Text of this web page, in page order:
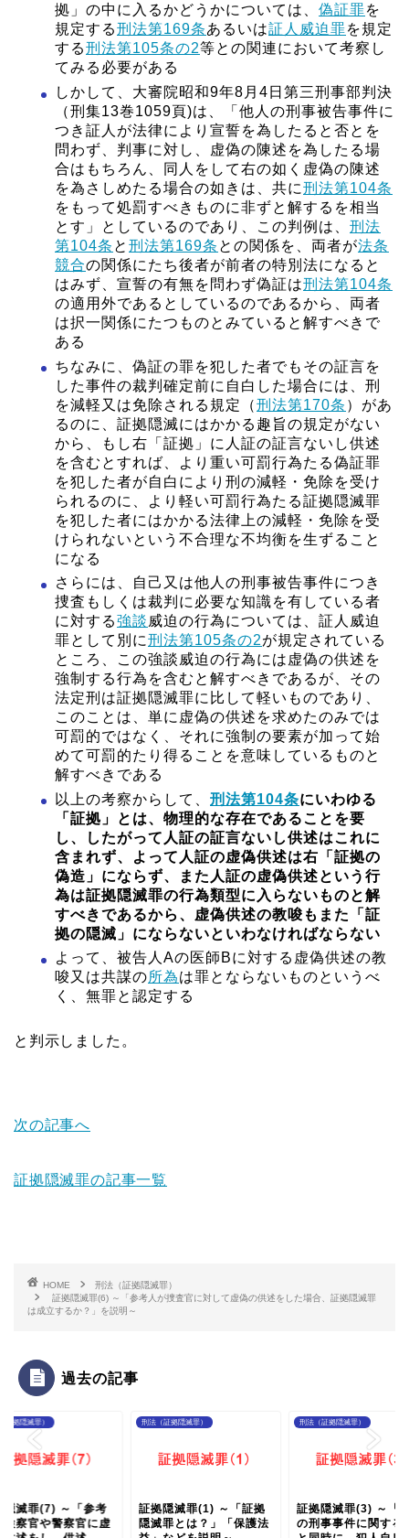
拠」の中に入るかどうかについては、 偽証罪を
規定する刑法第169条あるいは証人威迫罪を規定
する刑法第105条の2等との関連において考察し
てみる必要がある
しかして、大審院昭和9年8月4日第三刑事部判決
（刑集13巻1059頁)は、「他人の刑事被告事件に
つき証人が法律により宣誓を為したると否とを
問わず、判事に対し、虚偽の陳述を為したる場
合はもちろん、同人をして右の如く虚偽の陳述
を為さしめたる場合の如きは、共に刑法第104条
をもって処罰すべきものに非ずと解するを相当
とす」としているのであり、この判例は、 刑法
第104条 と 刑法第169条 との関係を、両者が法条
競合の関係にたち後者が前者の特別法になると
はみず、宣誓の有無を問わず偽証は刑法第104条
の適用外であるとしているのであるから、両者
は択一関係にたつものとみていると解すべきで
ある
ちなみに、偽証の罪を犯した者でもその証言を
した事件の裁判確定前に自白した場合には、刑
を減軽又は免除される規定（刑法第170条 ）があ
るのに、証拠隠滅にはかかる趣旨の規定がない
から、もし右「証拠」に人証の証言ないし供述
を含むとすれば、より重い可罰行為たる偽証罪
を犯した者が自白により刑の減軽・免除を受け
られるのに、より軽い可罰行為たる証拠隠滅罪
を犯した者にはかかる法律上の減軽・免除を受
けられないという不合理な不均衡を生ずること
になる
さらには、自己又は他人の刑事被告事件につき
捜査もしくは裁判に必要な知識を有している者
に対する強談 威迫の行為については、証人威迫
罪として別に刑法第105条の2が規定されている
ところ、この強談威迫の行為には虚偽の供述を
強制する行為を含むと解すべきであるが、その
法定刑は証拠隠滅罪に比して軽いものであり、
このことは、単に虚偽の供述を求めたのみでは
可罰的ではなく、それに強制の要素が加って始
めて可罰的たり得ることを意味しているものと
解すべきである
以上の考察からして、 刑法第104条にいわゆる
「証拠」とは、物理的な存在であることを要
し、したがって人証の証言ないし供述はこれに
含まれず、よって人証の虚偽供述は右「証拠の
偽造」にならず、また人証の虚偽供述という行
為は証拠隠滅罪の行為類型に入らないものと解
すべきであるから、虚偽供述の教唆もまた「証
拠の隠滅」にならないといわなければならない
よって、被告人Aの医師Bに対する虚偽供述の教
唆又は共謀の所為は罪とならないものというべ
く、無罪と認定する
と判示しました。
次の記事へ
証拠隠滅罪の記事一覧
HOME
刑法（証拠隠滅罪）
証拠隠滅罪(6) ～「参考人が捜査官に対して虚偽の供述をした場合、証拠隠滅罪
は成立するか？」を説明～
過去の記事
証拠隠滅罪）
隠滅罪(7) ～「参考
検察官や警察官に虚
刑法（証拠隠滅罪）
証拠隠滅罪(1) ～「証拠
隠滅罪とは？」「保護法
刑法（証拠隠滅罪）
証拠隠滅罪(3) ～「
の刑事事件に関する